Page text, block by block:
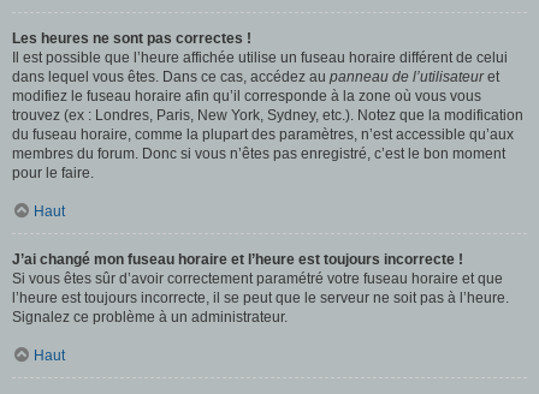
Les heures ne sont pas correctes !
Il est possible que l’heure affichée utilise un fuseau horaire différent de celui
dans lequel vous êtes. Dans ce cas, accédez au panneau de l’utilisateuret
modifiez le fuseau horaire afin qu’il corresponde à la zone où vous vous
trouvez (ex : Londres, Paris, New York, Sydney, etc.). Notez que la modification
du fuseau horaire, comme la plupart des paramètres, n’est accessible qu’aux
membres du forum. Donc si vous n’êtes pas enregistré, c’est le bon moment
pour le faire.
Haut
J’ai changé mon fuseau horaire et l’heure est toujours incorrecte !
Si vous êtes sûr d’avoir correctement paramétré votre fuseau horaire et que
l’heure est toujours incorrecte, il se peut que le serveur ne soit pas à l’heure.
Signalez ce problème à un administrateur.
Haut